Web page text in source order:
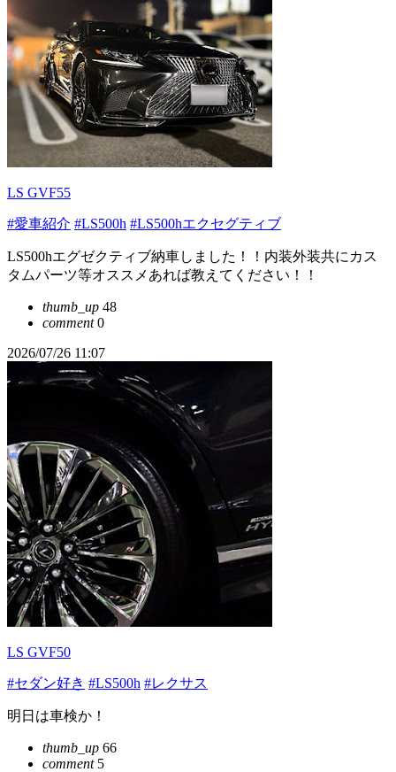
LS GVF55
#愛車紹介 #LS500h #LS500hエクセグティブ
LS500hエグゼクティブ納車しました！！内装外装共にカス
タムパーツ等オススメあれば教えてください！！
thumb_up 48
comment0
2026/07/26 11:07
LS GVF50
#セダン好き #LS500h #レクサス
明日は車検か！
thumb_up 66
comment5